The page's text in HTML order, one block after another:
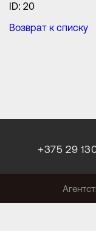
ID: 20
Возврат к списку
+375 29